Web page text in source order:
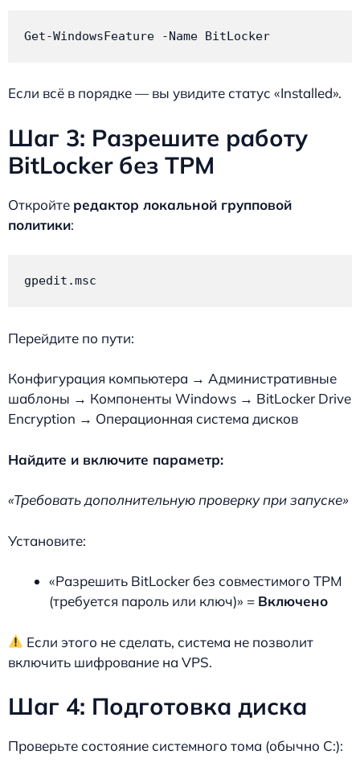
Get-WindowsFeature -Name BitLocker
Если всё в порядке — вы увидите статус «Installed».
Шаг 3: Разрешите работу
BitLocker без TPM
Откройте редактор локальной групповой
политики:
gpedit.msc
Перейдите по пути:
Конфигурация компьютера → Административные
шаблоны → Компоненты Windows → BitLocker Drive
Encryption → Операционная система дисков
Найдите и включите параметр:
«Требовать дополнительную проверку при запуске»
Установите:
«Разрешить BitLocker без совместимого TPM
(требуется пароль или ключ)» = Включено
Если этого не сделать, система не позволит
включить шифрование на VPS.
Шаг 4: Подготовка диска
Проверьте состояние системного тома (обычно C:):